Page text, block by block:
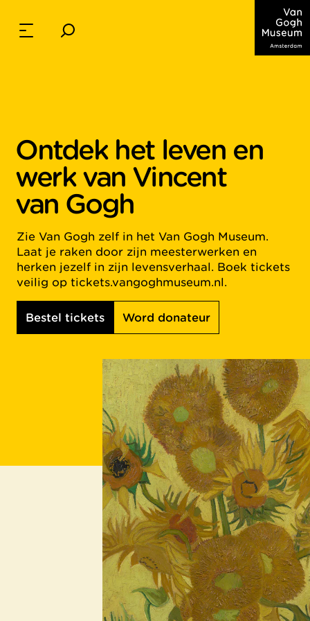
Ontdek het leven en
werk van Vincent
van Gogh
Zie Van Gogh zelf in het Van Gogh Museum.
Laat je raken door zijn meesterwerken en
herken jezelf in zijn levensverhaal. Boek tickets
veilig op tickets.vangoghmuseum.nl.
Bestel tickets Word donateur